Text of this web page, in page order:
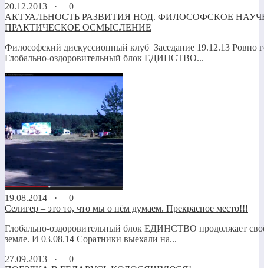
20.12.2013 ·
0
АКТУАЛЬНОСТЬ РАЗВИТИЯ НОД. ФИЛОСОФСКОЕ
ПРАКТИЧЕСКОЕ ОСМЫСЛЕНИЕ
Философский дискуссионный клуб Заседание 19.12.13 Ровно
Глобально-оздоровительный блок ЕДИНСТВО...
19.08.2014 ·
0
Селигер – это то, что мы о нём думаем. Прекрасное место!!!
Глобально-оздоровительный блок ЕДИНСТВО продолжает
земле. И 03.08.14 Соратники выехали на...
27.09.2013 ·
0